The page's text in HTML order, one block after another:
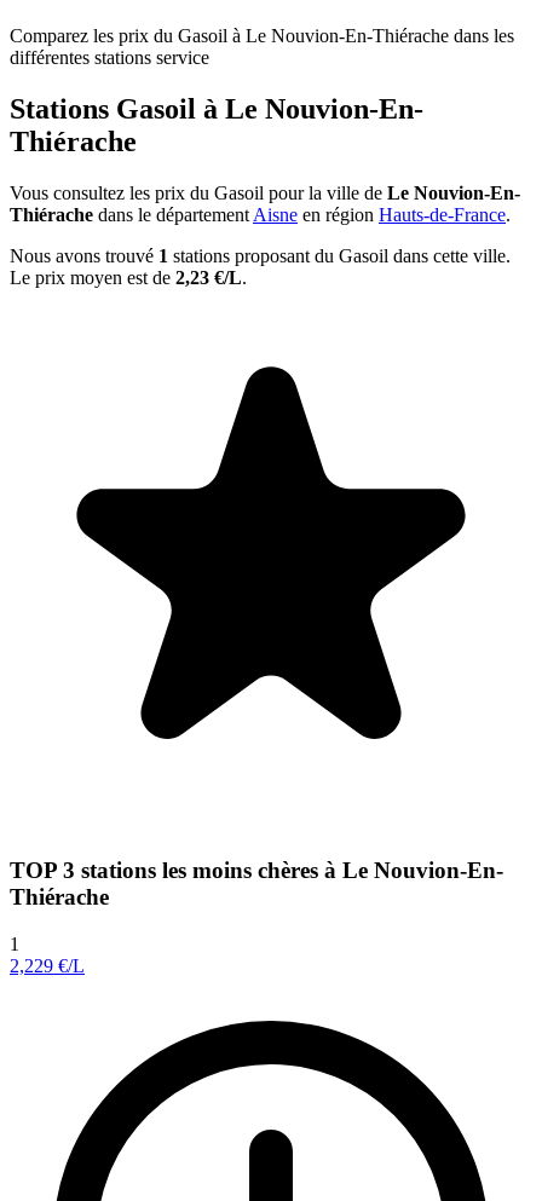
Comparez les prix du Gasoil à Le Nouvion-En-Thiérache dans les
différentes stations service
Stations Gasoil à Le Nouvion-En-
Thiérache
Vous consultez les prix du Gasoil pour la ville de Le Nouvion-En-
Thiérache dans le département Aisne en région Hauts-de-France.
Nous avons trouvé 1 stations proposant du Gasoil dans cette ville.
Le prix moyen est de 2,23 €/L.
TOP 3 stations les moins chères à Le Nouvion-En-
Thiérache
1
2,229 €/L